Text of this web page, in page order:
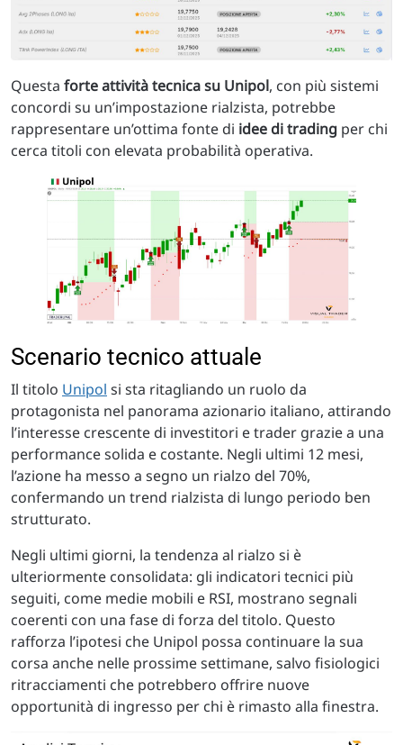
Questa forte attività tecnica su Unipol, con più sistemi
concordi su un’impostazione rialzista, potrebbe
rappresentare un’ottima fonte di idee di trading per chi
cerca titoli con elevata probabilità operativa.
Scenario tecnico attuale
Il titolo Unipol si sta ritagliando un ruolo da
protagonista nel panorama azionario italiano, attirando
l’interesse crescente di investitori e trader grazie a una
performance solida e costante. Negli ultimi 12 mesi,
l’azione ha messo a segno un rialzo del 70%,
confermando un trend rialzista di lungo periodo ben
strutturato.
Negli ultimi giorni, la tendenza al rialzo si è
ulteriormente consolidata: gli indicatori tecnici più
seguiti, come medie mobili e RSI, mostrano segnali
coerenti con una fase di forza del titolo. Questo
rafforza l’ipotesi che Unipol possa continuare la sua
corsa anche nelle prossime settimane, salvo fisiologici
ritracciamenti che potrebbero offrire nuove
opportunità di ingresso per chi è rimasto alla finestra.